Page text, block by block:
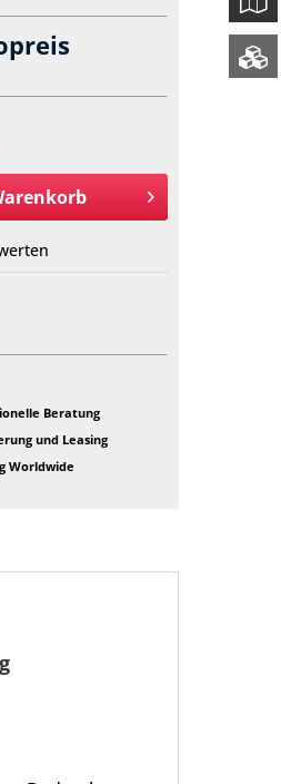
Beratung
und Leasing
Worldwide